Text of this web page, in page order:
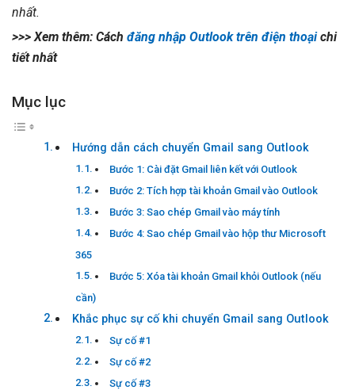
nhất.
>>> Xem thêm: Cách đăng nhập Outlook trên điện thoạichi
tiết nhất
Mục lục
Hướng dẫn cách chuyển Gmail sang Outlook
Bước 1: Cài đặt Gmail liên kết với Outlook
Bước 2: Tích hợp tài khoản Gmail vào Outlook
Bước 3: Sao chép Gmail vào máy tính
Bước 4: Sao chép Gmail vào hộp thư Microsoft
365
Bước 5: Xóa tài khoản Gmail khỏi Outlook (nếu
cần)
Khắc phục sự cố khi chuyển Gmail sang Outlook
Sự cố #1
Sự cố #2
Sự cố #3